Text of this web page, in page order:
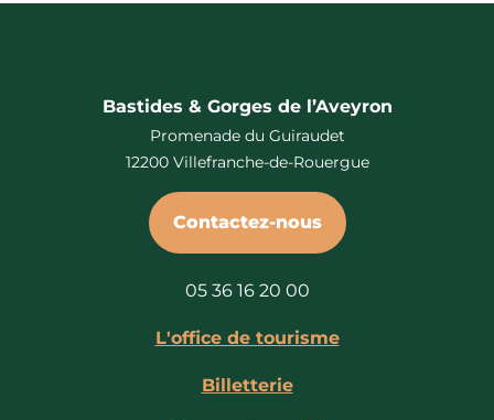
Bastides & Gorges de l’Aveyron
Promenade du Guiraudet
12200 Villefranche-de-Rouergue
Contactez-nous
05 36 16 20 00
L'office de tourisme
Billetterie